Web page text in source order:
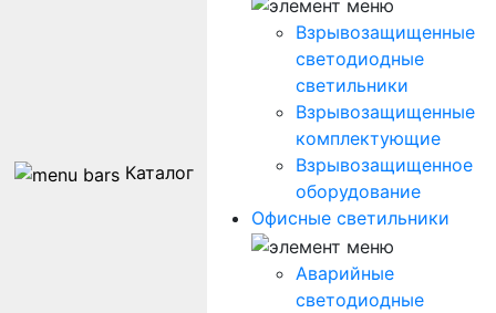
Каталог
Взрывозащищенные
светодиодные
светильники
Взрывозащищенные
комплектующие
Взрывозащищенное
оборудование
Офисные светильники
Аварийные
светодиодные